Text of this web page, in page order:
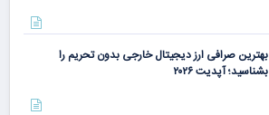
بهترین صرافی ارز دیجیتال خارجی بدون تحریم را
بشناسید؛ آپدیت ۲۰۲۶